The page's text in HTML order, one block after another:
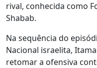
rival, conhecida como
Shabab.
Na sequência do
Nacional israelita,
retomar a ofensiva